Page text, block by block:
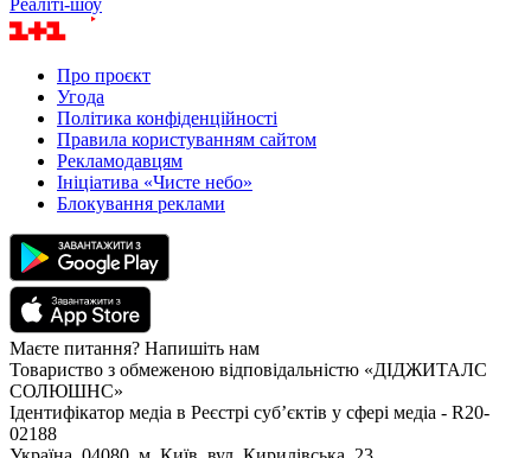
Про проєкт
Угода
Політика конфіденційності
Правила користуванням сайтом
Рекламодавцям
Ініціатива «Чисте небо»
Блокування реклами
Маєте питання? Напишіть нам
Товариство з обмеженою відповідальністю «ДІДЖИТАЛС
СОЛЮШНС»
Ідентифікатор медіа в Реєстрі суб’єктів у сфері медіа - R20-
02188